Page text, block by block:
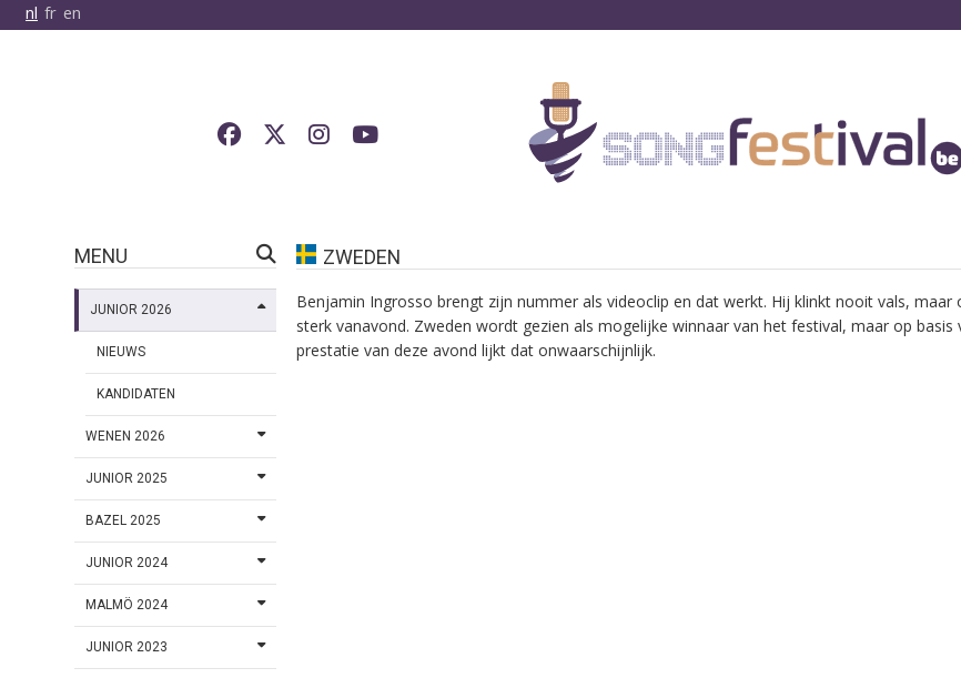
nl fr en
MENU
JUNIOR 2026
NIEUWS
KANDIDATEN
WENEN 2026
JUNIOR 2025
BAZEL 2025
JUNIOR 2024
MALMÖ 2024
JUNIOR 2023
ZWEDEN
Benjamin Ingrosso brengt zijn nummer als videoclip en dat werkt. Hij klinkt nooit vals, maar
sterk vanavond. Zweden wordt gezien als mogelijke winnaar van het festival, maar op basis
prestatie van deze avond lijkt dat onwaarschijnlijk.